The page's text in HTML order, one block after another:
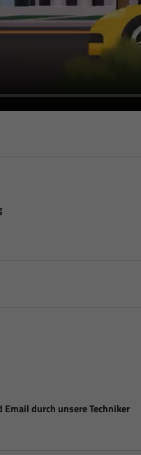
durch unsere Techniker